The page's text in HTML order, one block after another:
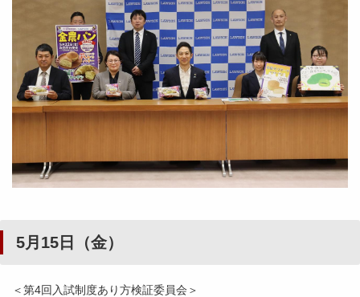
5月15日（金）
＜第4回入試制度あり方検証委員会＞